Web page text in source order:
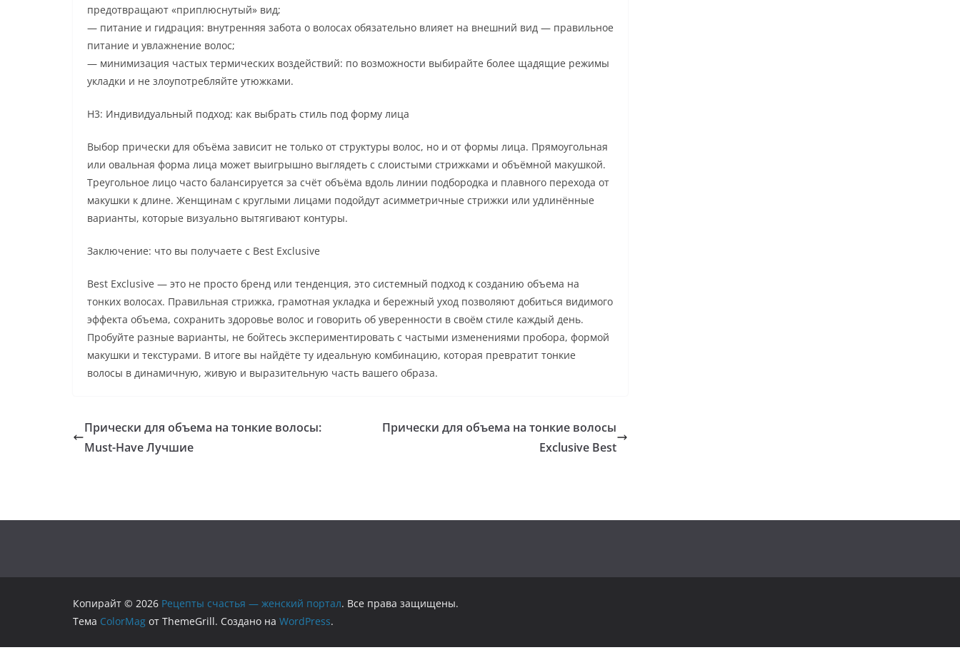
предотвращают «приплюснутый» вид;
— питание и гидрация: внутренняя забота о волосах обязательно влияет на внешний вид — правильное
питание и увлажнение волос;
— минимизация частых термических воздействий: по возможности выбирайте более щадящие режимы
укладки и не злоупотребляйте утюжками.
H3: Индивидуальный подход: как выбрать стиль под форму лица
Выбор прически для объёма зависит не только от структуры волос, но и от формы лица. Прямоугольная
или овальная форма лица может выигрышно выглядеть с слоистыми стрижками и объёмной макушкой.
Треугольное лицо часто балансируется за счёт объёма вдоль линии подбородка и плавного перехода от
макушки к длине. Женщинам с круглыми лицами подойдут асимметричные стрижки или удлинённые
варианты, которые визуально вытягивают контуры.
Заключение: что вы получаете с Best Exclusive
Best Exclusive — это не просто бренд или тенденция, это системный подход к созданию объема на
тонких волосах. Правильная стрижка, грамотная укладка и бережный уход позволяют добиться видимого
эффекта объема, сохранить здоровье волос и говорить об уверенности в своём стиле каждый день.
Пробуйте разные варианты, не бойтесь экспериментировать с частыми изменениями пробора, формой
макушки и текстурами. В итоге вы найдёте ту идеальную комбинацию, которая превратит тонкие
волосы в динамичную, живую и выразительную часть вашего образа.
Прически для объема на тонкие волосы:
Must-Have Лучшие
Прически для объема на тонкие волосы
Exclusive Best
Копирайт © 2026 Рецепты счастья — женский портал. Все права защищены.
Тема ColorMag от ThemeGrill. Создано на WordPress.